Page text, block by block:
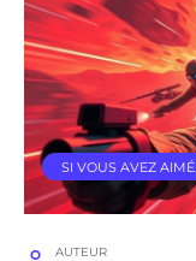
SI VOUS AVEZ AIMÉ…
AUTEUR